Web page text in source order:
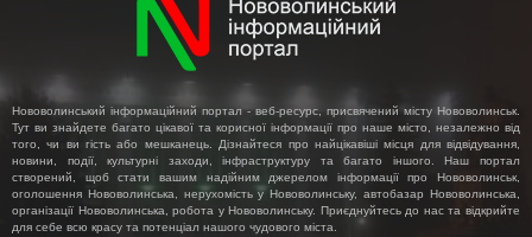
Нововолинський інформаційний портал - веб-ресурс, присвячений місту Нововолинськ.
Тут ви знайдете багато цікавої та корисної інформації про наше місто, незалежно від
того, чи ви гість або мешканець. Дізнайтеся про найцікавіші місця для відвідування,
новини, події, культурні заходи, інфраструктуру та багато іншого. Наш портал
створений, щоб стати вашим надійним джерелом інформації про Нововолинськ,
оголошення Нововолинська, нерухомість у Нововолинську, автобазар Нововолинська,
організації Нововолинська, робота у Нововолинську. Приєднуйтесь до нас та відкрийте
для себе всю красу та потенціал нашого чудового міста.